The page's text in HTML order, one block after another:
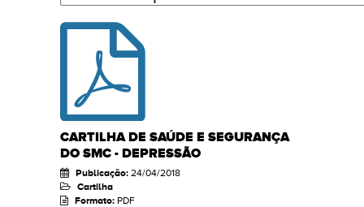
CARTILHA DE SAÚDE E SEGURANÇA
DO SMC - DEPRESSÃO
Publicação: 24/04/2018
Cartilha
Formato: PDF